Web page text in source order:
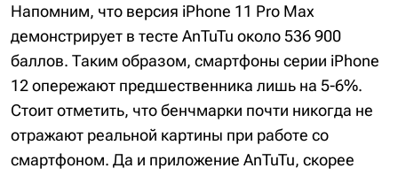
Напомним, что версия iPhone 11 Pro Max
демонстрирует в тесте AnTuTu около 536 900
баллов. Таким образом, смартфоны серии iPhone
12 опережают предшественника лишь на 5-6%.
Стоит отметить, что бенчмарки почти никогда не
отражают реальной картины при работе со
смартфоном. Да и приложение AnTuTu, скорее